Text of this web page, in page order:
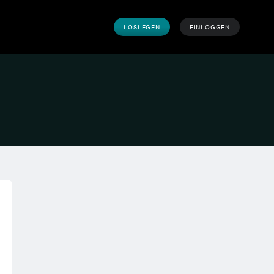
LOSLEGEN EINLOGGEN